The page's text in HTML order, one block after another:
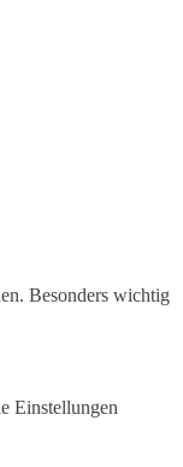
Besonders wichtig
Einstellungen